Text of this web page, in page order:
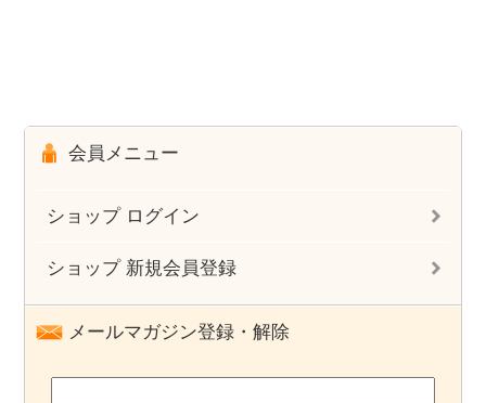
会員メニュー
ショップ ログイン
ショップ 新規会員登録
メールマガジン登録・解除